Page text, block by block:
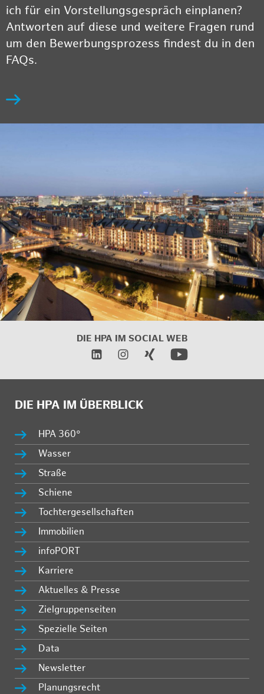
ich für ein Vorstellungsgespräch einplanen?
Antworten auf diese und weitere Fragen rund
um den Bewerbungsprozess findest du in den
FAQs.
DIE HPA IM SOCIAL WEB
DIE HPA IM ÜBERBLICK
HPA 360°
Wasser
Straße
Schiene
Tochtergesellschaften
Immobilien
infoPORT
Karriere
Aktuelles & Presse
Zielgruppenseiten
Spezielle Seiten
Data
Newsletter
Planungsrecht